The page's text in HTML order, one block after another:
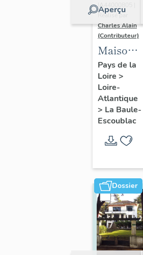
Aperçu
IA44000805 |
Réalisé par
Charles Alain
(Contributeur)
Maison
dite villa
balnéaire
Nam Ky,
139
avenue
du
Maréchal-
Lattre-
de-
Tassigny
Pays de la
Loire >
Loire-
Atlantique
> La Baule-
Escoublac
Dossier